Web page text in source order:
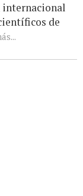
internacional
de